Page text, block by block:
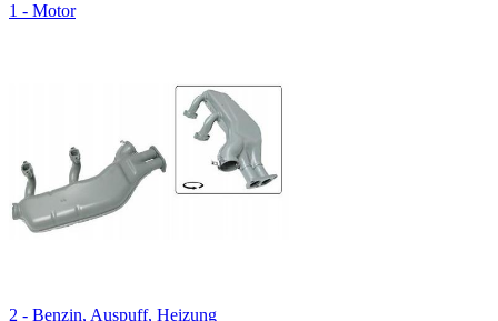
1 - Motor
2 - Benzin, Auspuff, Heizung